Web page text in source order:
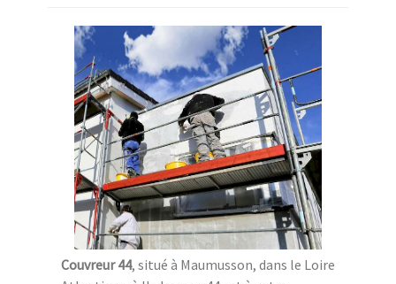
Couvreur 44, situé à Maumusson, dans le Loire